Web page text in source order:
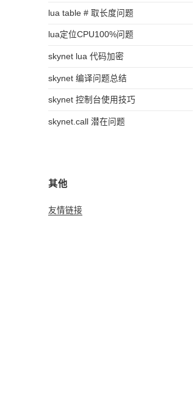
lua table # 取长度问题
lua定位CPU100%问题
skynet lua 代码加密
skynet 编译问题总结
skynet 控制台使用技巧
skynet.call 潜在问题
其他
友情链接